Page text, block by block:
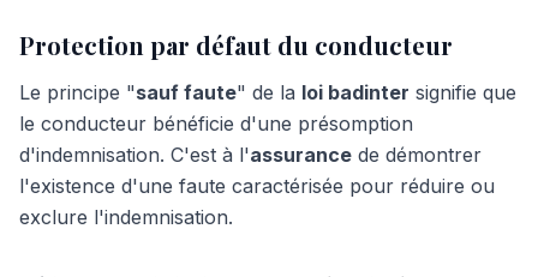
Protection par défaut du conducteur
Le principe "sauf faute" de la loi badinter signifie que
le conducteur bénéficie d'une présomption
d'indemnisation. C'est à l'assurance de démontrer
l'existence d'une faute caractérisée pour réduire ou
exclure l'indemnisation.